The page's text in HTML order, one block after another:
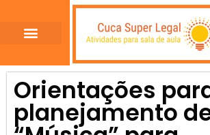
Orientações
planejamento